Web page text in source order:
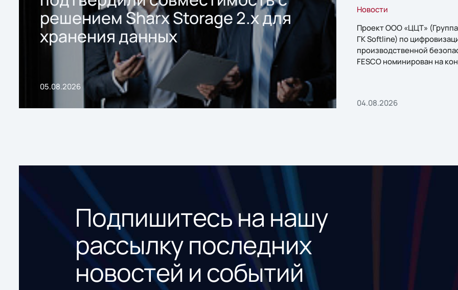
решением Sharx Storage 2.x для
хранения данных
05.08.2026
Новости
Проект ООО «ЦЦТ»
ГК Softline) по
производственной
FESCO номинирован на
04.08.2026
Подпишитесь на нашу
рассылку последних
новостей и событий